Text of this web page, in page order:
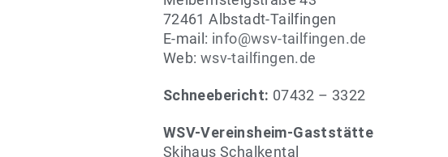
72461 Albstadt-Tailfingen
E-mail: info@wsv-tailfingen.de
Web: wsv-tailfingen.de
Schneebericht: 07432 – 3322
WSV-Vereinsheim-Gaststätte
Skihaus Schalkental